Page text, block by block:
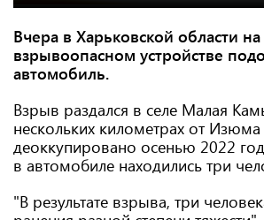
Вчера в Харьковской области
взрывоопасном устройстве
автомобиль.
Взрыв раздался в селе Малая
нескольких километрах от
деоккупировано осенью 2022
в автомобиле находились три
"В результате взрыва, три